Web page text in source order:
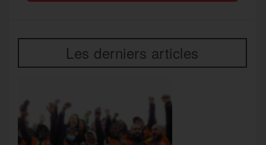
Les derniers articles